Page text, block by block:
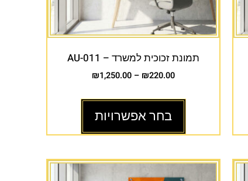
תמונת זכוכית למשרד – AU-011
₪220.00
–
₪1,250.00
בחר אפשרויות